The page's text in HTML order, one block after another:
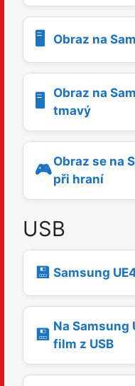
🖥️ Obraz na
🖥️
Obraz na
tmavý
🎮Obraz se na
při hraní
USB
💾 Samsung
💾 Na Samsung
film z USB